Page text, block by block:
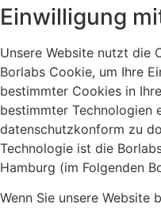
Einwilligung
Unsere Website nutzt die
Borlabs Cookie, um Ihre
bestimmter Cookies in
bestimmter Technologien
datenschutzkonform zu
Technologie ist die
Hamburg (im Folgenden
Wenn Sie unsere Website